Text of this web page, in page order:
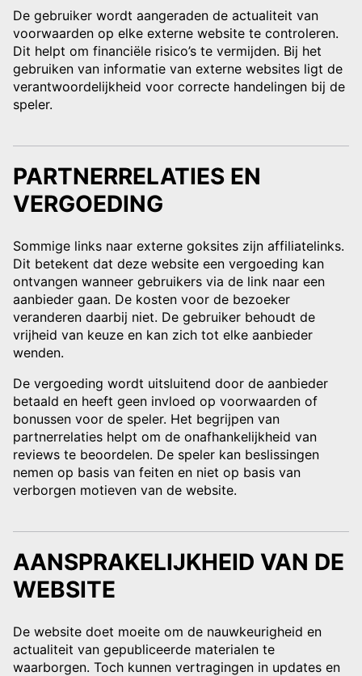
De gebruiker wordt aangeraden de actualiteit van
voorwaarden op elke externe website te controleren.
Dit helpt om financiële risico’s te vermijden. Bij het
gebruiken van informatie van externe websites ligt de
verantwoordelijkheid voor correcte handelingen bij de
speler.
PARTNERRELATIES EN
VERGOEDING
Sommige links naar externe goksites zijn affiliatelinks.
Dit betekent dat deze website een vergoeding kan
ontvangen wanneer gebruikers via de link naar een
aanbieder gaan. De kosten voor de bezoeker
veranderen daarbij niet. De gebruiker behoudt de
vrijheid van keuze en kan zich tot elke aanbieder
wenden.
De vergoeding wordt uitsluitend door de aanbieder
betaald en heeft geen invloed op voorwaarden of
bonussen voor de speler. Het begrijpen van
partnerrelaties helpt om de onafhankelijkheid van
reviews te beoordelen. De speler kan beslissingen
nemen op basis van feiten en niet op basis van
verborgen motieven van de website.
AANSPRAKELIJKHEID VAN DE
WEBSITE
De website doet moeite om de nauwkeurigheid en
actualiteit van gepubliceerde materialen te
waarborgen. Toch kunnen vertragingen in updates en